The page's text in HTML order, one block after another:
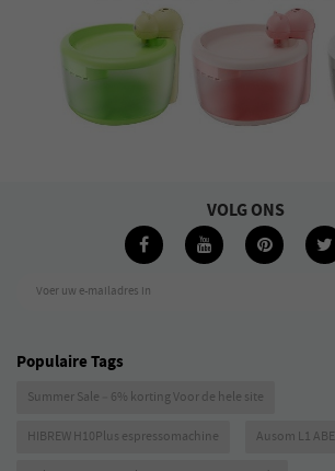
Voer uw e-mailadres in
VOLG ONS
Populaire Tags
Summer Sale – 6% korting Voor de hele site
HIBREW H10Plus espressomachine Ausom L1 ABE